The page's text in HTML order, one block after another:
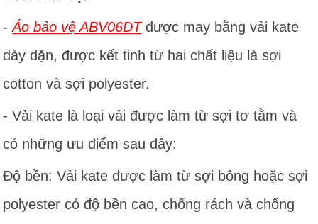
-Áo bảo vệ ABV06DTđược may bằng vải kate
dày dặn, được kết tinh từ hai chất liệu là sợi
cotton và sợi polyester.
-Vải kate là loại vải được làm từ sợi tơ tằm và
có những ưu điểm sau đây:
Độ bền: Vải kate được làm từ sợi bông hoặc sợi
polyester có độ bền cao, chống rách và chống